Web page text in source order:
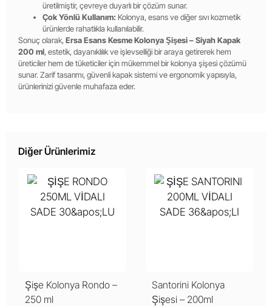
üretilmiştir, çevreye duyarlı bir çözüm sunar.
Çok Yönlü Kullanım: Kolonya, esans ve diğer sıvı kozmetik
ürünlerde rahatlıkla kullanılabilir.
Sonuç olarak, Ersa Esans Kesme Kolonya Şişesi – Siyah Kapak
200 ml, estetik, dayanıklılık ve işlevselliği bir araya getirerek hem
üreticiler hem de tüketiciler için mükemmel bir kolonya şişesi çözümü
sunar. Zarif tasarımı, güvenli kapak sistemi ve ergonomik yapısıyla,
ürünlerinizi güvenle muhafaza eder.
Diğer Ürünlerimiz
Şişe Kolonya Rondo –
250 ml
Santorini Kolonya
Şişesi – 200ml